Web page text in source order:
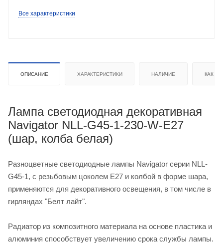
Все характеристики
ОПИСАНИЕ ХАРАКТЕРИСТИКИ НАЛИЧИЕ КАК
Лампа светодиодная декоративная
Navigator NLL-G45-1-230-W-E27
(шар, колба белая)
Разноцветные светодиодные лампы Navigator серии NLL-
G45-1, с резьбовым цоколем Е27 и колбой в форме шара,
применяются для декоративного освещения, в том числе в
гирляндах "Белт лайт".
Радиатор из композитного материала на основе пластика и
алюминия способствует увеличению срока службы лампы.